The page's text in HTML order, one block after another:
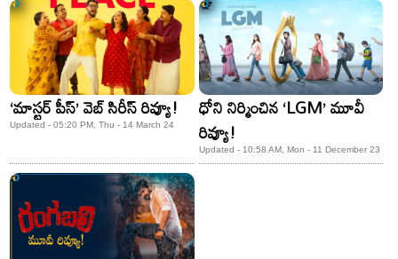
‘మాస్టర్ పీస్’ వెబ్ సిరీస్ రివ్యూ!
Updated - 05:20 PM, Thu - 14 March 24
ధోని నిర్మించిన ‘LGM’ మూవీ
రివ్యూ!
Updated - 10:58 AM, Mon - 11 December 23